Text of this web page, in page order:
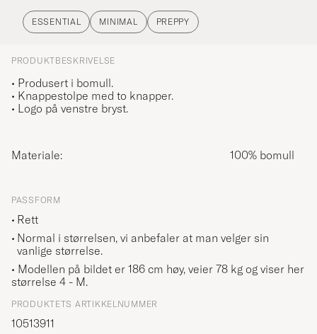
ESSENTIAL MINIMAL PREPPY
PRODUKTBESKRIVELSE
• Produsert i bomull.
• Knappestolpe med to knapper.
• Logo på venstre bryst.
Materiale: 100% bomull
PASSFORM
Rett
Normal i størrelsen, vi anbefaler at man velger sin
vanlige størrelse.
• Modellen på bildet er 186 cm høy, veier 78 kg og viser her
størrelse 4 - M.
PRODUKTETS ARTIKKELNUMMER
10513911